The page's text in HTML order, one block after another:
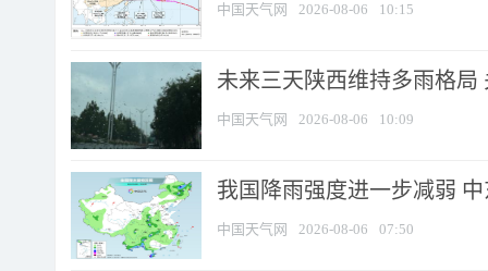
中国天气网 2026-08-06 10:15
未来三天陕西维持多雨格局
中国天气网 2026-08-06 10:09
我国降雨强度进一步减弱
中国天气网 2026-08-06 07:50